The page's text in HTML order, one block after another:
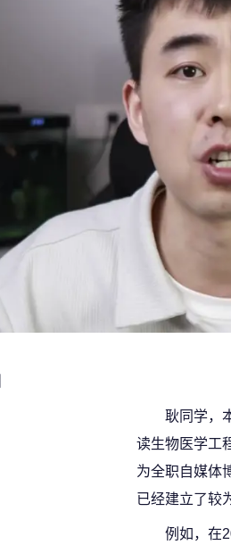
耿同学，
读生物医学工
为全职自媒体
已经建立了较
例如，在